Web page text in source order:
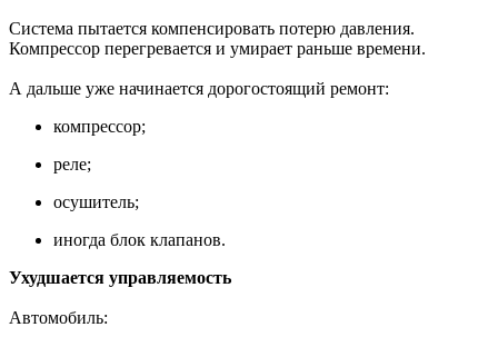
Система пытается компенсировать потерю давления.
Компрессор перегревается и умирает раньше времени.
А дальше уже начинается дорогостоящий ремонт:
компрессор;
реле;
осушитель;
иногда блок клапанов.
Ухудшается управляемость
Автомобиль: